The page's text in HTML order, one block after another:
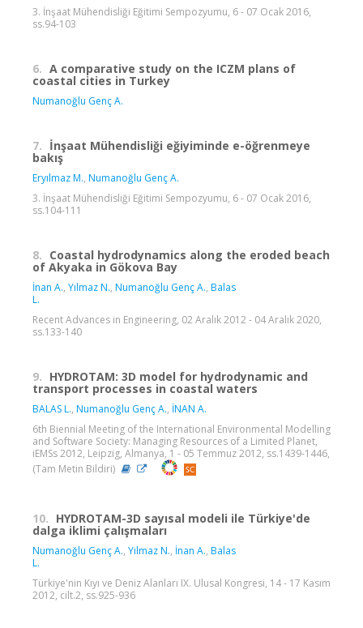
3. İnşaat Mühendisliği Eğitimi Sempozyumu, 6 - 07 Ocak 2016,
ss.94-103
6. A comparative study on the ICZM plans of
coastal cities in Turkey
Numanoğlu Genç A.
7. İnşaat Mühendisliği eğiyiminde e-öğrenmeye
bakış
Eryılmaz M., Numanoğlu Genç A.
3. İnşaat Mühendisliği Eğitimi Sempozyumu, 6 - 07 Ocak 2016,
ss.104-111
8. Coastal hydrodynamics along the eroded beach
of Akyaka in Gökova Bay
İnan A., Yılmaz N., Numanoğlu Genç A., Balas
L.
Recent Advances in Engineering, 02 Aralık 2012 - 04 Aralık 2020,
ss.133-140
9. HYDROTAM: 3D model for hydrodynamic and
transport processes in coastal waters
BALAS L., Numanoğlu Genç A., İNAN A.
6th Biennial Meeting of the International Environmental Modelling
and Software Society: Managing Resources of a Limited Planet,
iEMSs 2012, Leipzig, Almanya, 1 - 05 Temmuz 2012, ss.1439-1446,
(Tam Metin Bildiri)
10. HYDROTAM-3D sayısal modeli ile Türkiye'de
dalga iklimi çalışmaları
Numanoğlu Genç A., Yılmaz N., İnan A., Balas
L.
Türkiye'nin Kıyı ve Deniz Alanları IX. Ulusal Kongresi, 14 - 17 Kasım
2012, cilt.2, ss.925-936